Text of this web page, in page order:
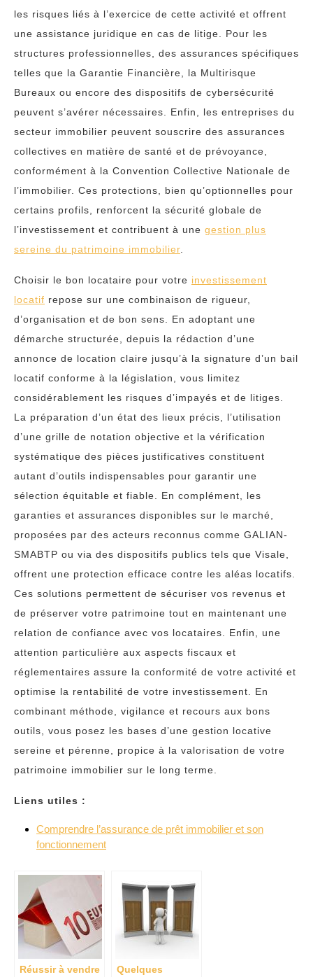
les risques liés à l’exercice de cette activité et offrent
une assistance juridique en cas de litige. Pour les
structures professionnelles, des assurances spécifiques
telles que la Garantie Financière, la Multirisque
Bureaux ou encore des dispositifs de cybersécurité
peuvent s’avérer nécessaires. Enfin, les entreprises du
secteur immobilier peuvent souscrire des assurances
collectives en matière de santé et de prévoyance,
conformément à la Convention Collective Nationale de
l’immobilier. Ces protections, bien qu’optionnelles pour
certains profils, renforcent la sécurité globale de
l’investissement et contribuent à une gestion plus
sereine du patrimoine immobilier.
Choisir le bon locataire pour votre investissement
locatif repose sur une combinaison de rigueur,
d’organisation et de bon sens. En adoptant une
démarche structurée, depuis la rédaction d’une
annonce de location claire jusqu’à la signature d’un bail
locatif conforme à la législation, vous limitez
considérablement les risques d’impayés et de litiges.
La préparation d’un état des lieux précis, l’utilisation
d’une grille de notation objective et la vérification
systématique des pièces justificatives constituent
autant d’outils indispensables pour garantir une
sélection équitable et fiable. En complément, les
garanties et assurances disponibles sur le marché,
proposées par des acteurs reconnus comme GALIAN-
SMABTP ou via des dispositifs publics tels que Visale,
offrent une protection efficace contre les aléas locatifs.
Ces solutions permettent de sécuriser vos revenus et
de préserver votre patrimoine tout en maintenant une
relation de confiance avec vos locataires. Enfin, une
attention particulière aux aspects fiscaux et
réglementaires assure la conformité de votre activité et
optimise la rentabilité de votre investissement. En
combinant méthode, vigilance et recours aux bons
outils, vous posez les bases d’une gestion locative
sereine et pérenne, propice à la valorisation de votre
patrimoine immobilier sur le long terme.
Liens utiles :
Comprendre l’assurance de prêt immobilier et son
fonctionnement
Réussir à vendre
Quelques